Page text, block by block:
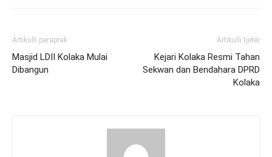
Artikulli paraprak
Masjid LDII Kolaka Mulai
Dibangun
Artikulli tjetër
Kejari Kolaka Resmi Tahan
Sekwan dan Bendahara DPRD
Kolaka